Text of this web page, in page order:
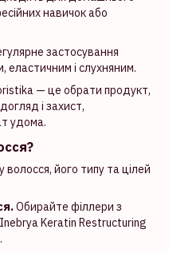
навичок або
застосування
еластичним і слухняним.
— це обрати продукт,
і захист,
удома.
його типу та цілей
Обирайте філлери з
Keratin Restructuring